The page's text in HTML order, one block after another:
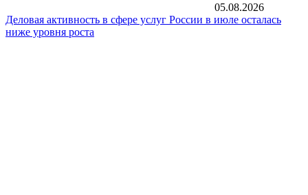
05.08.2026
Деловая активность в сфере услуг России в июле осталась
ниже уровня роста